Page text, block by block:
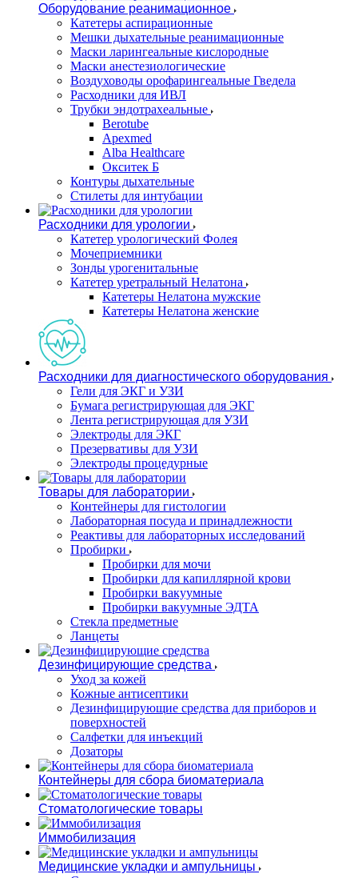
Оборудование реанимационное
Катетеры аспирационные
Мешки дыхательные реанимационные
Маски ларингеальные кислородные
Маски анестезиологические
Воздуховоды орофарингеальные Гведела
Расходники для ИВЛ
Трубки эндотрахеальные
Berotube
Apexmed
Alba Healthcare
Окситек Б
Контуры дыхательные
Стилеты для интубации
Расходники для урологии
Катетер урологический Фолея
Мочеприемники
Зонды урогенитальные
Катетер уретральный Нелатона
Катетеры Нелатона мужские
Катетеры Нелатона женские
Расходники для диагностического оборудования
Гели для ЭКГ и УЗИ
Бумага регистрирующая для ЭКГ
Лента регистрирующая для УЗИ
Электроды для ЭКГ
Презервативы для УЗИ
Электроды процедурные
Товары для лаборатории
Контейнеры для гистологии
Лабораторная посуда и принадлежности
Реактивы для лабораторных исследований
Пробирки
Пробирки для мочи
Пробирки для капиллярной крови
Пробирки вакуумные
Пробирки вакуумные ЭДТА
Стекла предметные
Ланцеты
Дезинфицирующие средства
Уход за кожей
Кожные антисептики
Дезинфицирующие средства для приборов и
поверхностей
Салфетки для инъекций
Дозаторы
Контейнеры для сбора биоматериала
Стоматологические товары
Иммобилизация
Медицинские укладки и ампульницы